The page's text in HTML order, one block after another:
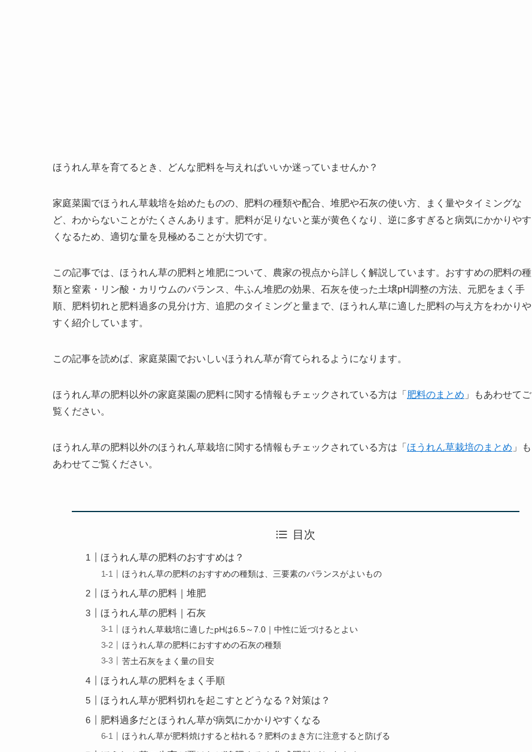
ほうれん草を育てるとき、どんな肥料を与えればいいか迷っていませんか？
家庭菜園でほうれん草栽培を始めたものの、肥料の種類や配合、堆肥や石灰の使い方、まく量やタイミングな
ど、わからないことがたくさんあります。肥料が足りないと葉が黄色くなり、逆に多すぎると病気にかかりやす
くなるため、適切な量を見極めることが大切です。
この記事では、ほうれん草の肥料と堆肥について、農家の視点から詳しく解説しています。おすすめの肥料の種
類と窒素・リン酸・カリウムのバランス、牛ふん堆肥の効果、石灰を使った土壌pH調整の方法、元肥をまく手
順、肥料切れと肥料過多の見分け方、追肥のタイミングと量まで、ほうれん草に適した肥料の与え方をわかりや
すく紹介しています。
この記事を読めば、家庭菜園でおいしいほうれん草が育てられるようになります。
ほうれん草の肥料以外の家庭菜園の肥料に関する情報もチェックされている方は「 肥料のまとめ 」もあわせてご
覧ください。
ほうれん草の肥料以外のほうれん草栽培に関する情報もチェックされている方は「 ほうれん草栽培のまとめ 」も
あわせてご覧ください。
目次
ほうれん草の肥料のおすすめは？
ほうれん草の肥料のおすすめの種類は、三要素のバランスがよいもの
ほうれん草の肥料｜堆肥
ほうれん草の肥料｜石灰
ほうれん草栽培に適したpHは6.5～7.0｜中性に近づけるとよい
ほうれん草の肥料におすすめの石灰の種類
苦土石灰をまく量の目安
ほうれん草の肥料をまく手順
ほうれん草が肥料切れを起こすとどうなる？対策は？
肥料過多だとほうれん草が病気にかかりやすくなる
ほうれん草が肥料焼けすると枯れる？肥料のまき方に注意すると防げる